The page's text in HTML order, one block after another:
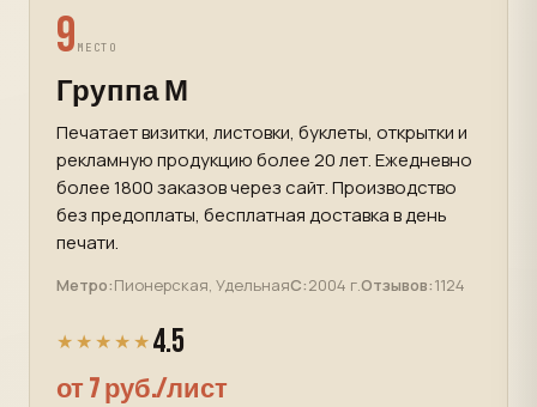
9 МЕСТО
Группа М
Печатает визитки, листовки, буклеты, открытки и
рекламную продукцию более 20 лет. Ежедневно
более 1800 заказов через сайт. Производство
без предоплаты, бесплатная доставка в день
печати.
Метро:Пионерская, УдельнаяС:2004 г.Отзывов:1124
★★★★★ 4.5
от 7 руб./лист